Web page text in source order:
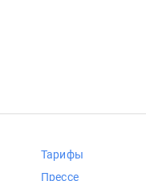
Тарифы
Прессе